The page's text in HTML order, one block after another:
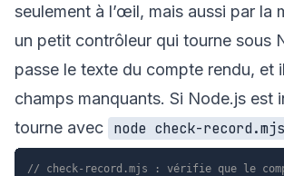
seulement à l’œil, mais aussi par la
un petit contrôleur qui tourne sous
passe le texte du compte rendu, et
champs manquants. Si Node.js est
tourne avec node check-record.mjs
// check-record.mjs : vérifie que le